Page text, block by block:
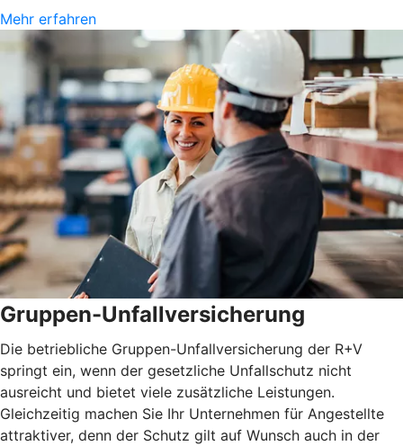
Mehr erfahren
Gruppen-Unfallversicherung
Die betriebliche Gruppen-Unfallversicherung der R+V
springt ein, wenn der gesetzliche Unfallschutz nicht
ausreicht und bietet viele zusätzliche Leistungen.
Gleichzeitig machen Sie Ihr Unternehmen für Angestellte
attraktiver, denn der Schutz gilt auf Wunsch auch in der